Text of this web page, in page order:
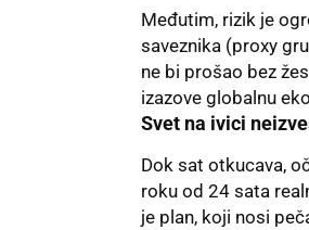
Međutim, rizik je
saveznika (proxy
ne bi prošao bez
izazove globalnu
Svet na ivici
Dok sat otkucava,
roku od 24 sata
je plan, koji nosi